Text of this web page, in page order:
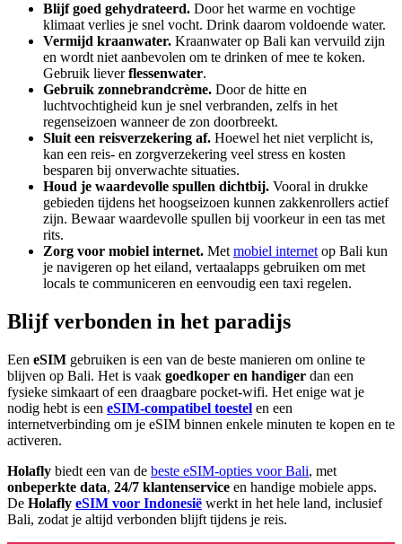
Blijf goed gehydrateerd. Door het warme en vochtige
klimaat verlies je snel vocht. Drink daarom voldoende water.
Vermijd kraanwater. Kraanwater op Bali kan vervuild zijn
en wordt niet aanbevolen om te drinken of mee te koken.
Gebruik lieverflessenwater.
Gebruik zonnebrandcrème. Door de hitte en
luchtvochtigheid kun je snel verbranden, zelfs in het
regenseizoen wanneer de zon doorbreekt.
Sluit een reisverzekering af. Hoewel het niet verplicht is,
kan een reis- en zorgverzekering veel stress en kosten
besparen bij onverwachte situaties.
Houd je waardevolle spullen dichtbij. Vooral in drukke
gebieden tijdens het hoogseizoen kunnen zakkenrollers actief
zijn. Bewaar waardevolle spullen bij voorkeur in een tas met
rits.
Zorg voor mobiel internet. Met mobiel internet op Bali kun
je navigeren op het eiland, vertaalapps gebruiken om met
locals te communiceren en eenvoudig een taxi regelen.
Blijf verbonden in het paradijs
Een eSIM gebruiken is een van de beste manieren om online te
blijven op Bali. Het is vaak goedkoper en handiger dan een
fysieke simkaart of een draagbare pocket-wifi. Het enige wat je
nodig hebt is een eSIM-compatibel toestel en een
internetverbinding om je eSIM binnen enkele minuten te kopen en te
activeren.
Holafly biedt een van de beste eSIM-opties voor Bali, met
onbeperkte data, 24/7 klantenservice en handige mobiele apps.
De Holafly eSIM voor Indonesië werkt in het hele land, inclusief
Bali, zodat je altijd verbonden blijft tijdens je reis.